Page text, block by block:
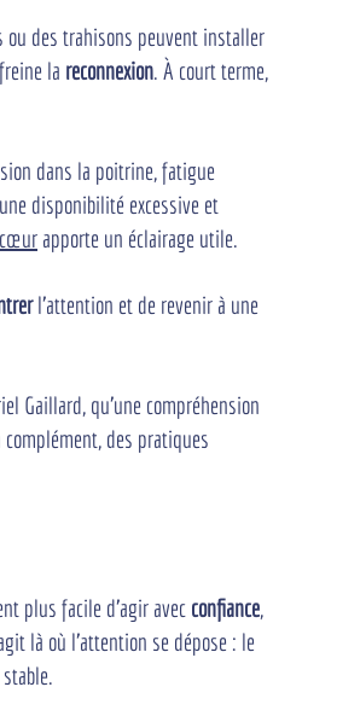
ou des trahisons peuvent installer
la reconnexion. À court terme,
dans la poitrine, fatigue
disponibilité excessive et
apporte un éclairage utile.
l'attention et de revenir à une
Gaillard, qu'une compréhension
des pratiques
plus facile d'agir avec confiance,
là où l'attention se dépose : le